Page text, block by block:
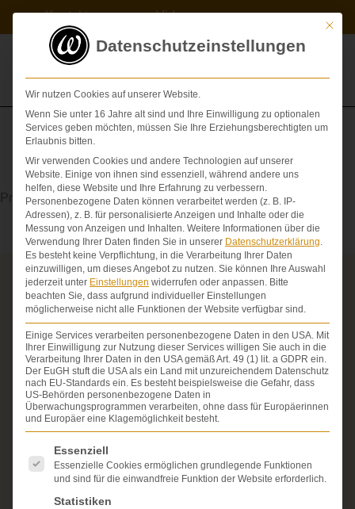
springen
Kontakt Videos
Contusio
Prellung, Quetschung
Über die Schmerzensgeld-Spezialisten
Seit über 25 Jahren vertreten wir als Fachanwälte
ausschließlich Geschädigte bei schweren
Personenschäden. Wir verfügen über ausgewiesene
Erfahrung im Arzthaftungsrecht, bei Unfallfolgen und
bei der Durchsetzung von Schmerzensgeld- und
Schadensersatzansprüchen.Ihr Recht steht für uns
im Mittelpunkt.
Mehr erfahren:
Unsere Kanzlei
Mit
Datenschutzeinstellungen
Wir nutzen Cookies auf unserer Website.
Wenn Sie unter 16 Jahre alt sind und Ihre Einwilligung zu optionalen
Services geben möchten, müssen Sie Ihre Erziehungsberechtigten um
Erlaubnis bitten.
Wir verwenden Cookies und andere Technologien auf unserer
Website. Einige von ihnen sind essenziell, während andere uns
helfen, diese Website und Ihre Erfahrung zu verbessern.
Personenbezogene Daten können verarbeitet werden (z. B. IP-
Adressen), z. B. für personalisierte Anzeigen und Inhalte oder die
Messung von Anzeigen und Inhalten. Weitere Informationen über die
Verwendung Ihrer Daten finden Sie in unserer Datenschutzerklärung.
Es besteht keine Verpflichtung, in die Verarbeitung Ihrer Daten
einzuwilligen, um dieses Angebot zu nutzen. Sie können Ihre Auswahl
jederzeit unter Einstellungen widerrufen oder anpassen. Bitte
beachten Sie, dass aufgrund individueller Einstellungen
möglicherweise nicht alle Funktionen der Website verfügbar sind.
Einige Services verarbeiten personenbezogene Daten in den USA. Mit
Ihrer Einwilligung zur Nutzung dieser Services willigen Sie auch in die
Verarbeitung Ihrer Daten in den USA gemäß Art. 49 (1) lit. a GDPR ein.
Der EuGH stuft die USA als ein Land mit unzureichendem Datenschutz
nach EU-Standards ein. Es besteht beispielsweise die Gefahr, dass
US-Behörden personenbezogene Daten in
Überwachungsprogrammen verarbeiten, ohne dass für Europäerinnen
und Europäer eine Klagemöglichkeit besteht.
Es folgt eine Liste der Service-Gruppen, für die eine
Essenziell
Essenzielle Cookies ermöglichen grundlegende Funktionen
und sind für die einwandfreie Funktion der Website erforderlich.
Statistiken